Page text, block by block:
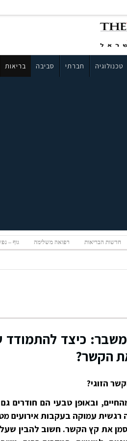
טכנולוגיה חברתי סביבה בריאות
חדשות הבריאות רפואה משלימה גוף –
משבר: כיצד
הקשר?
הזוגי?
ובאופן טבעי הם חודרים גם
רגשית עמוקה בעקבות אירועים
את קץ הקשר. חשוב להבין